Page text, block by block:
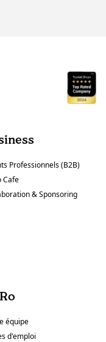
Professionnels (B2B)
Cafe
& Sponsoring
équipe
d'emploi